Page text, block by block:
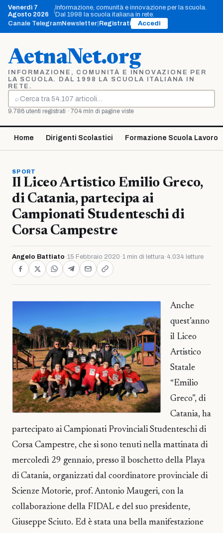
Vai
contenuto
Venerdì 7
Agosto 2026
Informazione, comunità e innovazione per la scuola.
Dal 1998 la scuola italiana in rete.
Canale TelegramNewsletter Registrati Accedi
AetnaNet.org
INFORMAZIONE, COMUNITÀ E INNOVAZIONE PER
LA SCUOLA. DAL 1998 LA SCUOLA ITALIANA IN
RETE.
⌕
Cerca
9.786 utenti registrati · 704 mln di pagine viste
Home Dirigenti Scolastici Formazione Scuola Lavoro
SPORT
Il Liceo Artistico Emilio Greco,
di Catania, partecipa ai
Campionati Studenteschi di
Corsa Campestre
Angelo Battiato ·15 Febbraio 2020 ·1 min di lettura· 4.034 letture
Anche
quest’anno
il Liceo
Artistico
Statale
“Emilio
Greco”, di
Catania, ha
partecipato ai Campionati Provinciali Studenteschi di
Corsa Campestre, che si sono tenuti nella mattinata di
mercoledì 29 gennaio, presso il boschetto della Playa
di Catania, organizzati dal coordinatore provinciale di
Scienze Motorie, prof. Antonio Maugeri, con la
collaborazione della FIDAL e del suo presidente,
Giuseppe Sciuto. Ed è stata una bella manifestazione